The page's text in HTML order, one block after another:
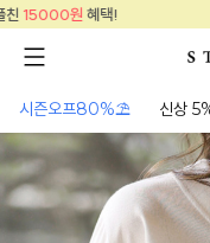
신규 회원가입 및 카톡
시즌오프80%⛱ 신상